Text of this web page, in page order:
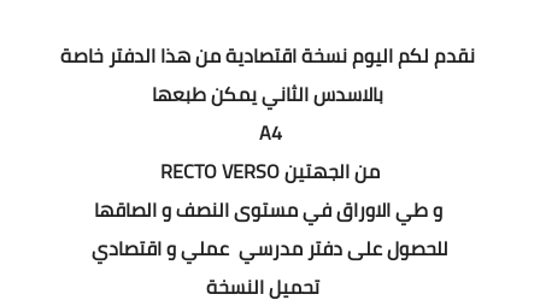
A4
RECTO VERSO من الجهتين
و طي الاوراق في مستوى النصف و الصاقها
للحصول على دفتر مدرسي عملي و اقتصادي
تحميل النسخة